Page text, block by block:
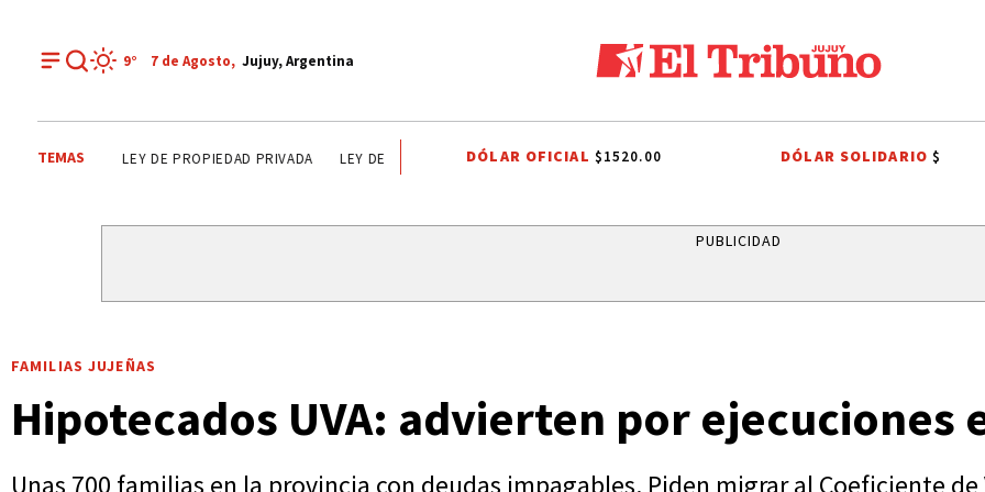
9° 7 de Agosto, Jujuy, Argentina
TEMAS ALTO COMEDERO PREMIOS SAN SALVADOR LEY DE PROPIEDAD PRIVADA LEY DE TIERRAS CANDELA ARIZAGA TALLERES
DÓLAR OFICIAL $1520.00 DÓLAR SOLIDARIO$
PUBLICIDAD
FAMILIAS JUJEÑAS
Hipotecados UVA: advierten por ejecuciones
Unas 700 familias en la provincia con deudas impagables. Piden migrar al Coeficiente de